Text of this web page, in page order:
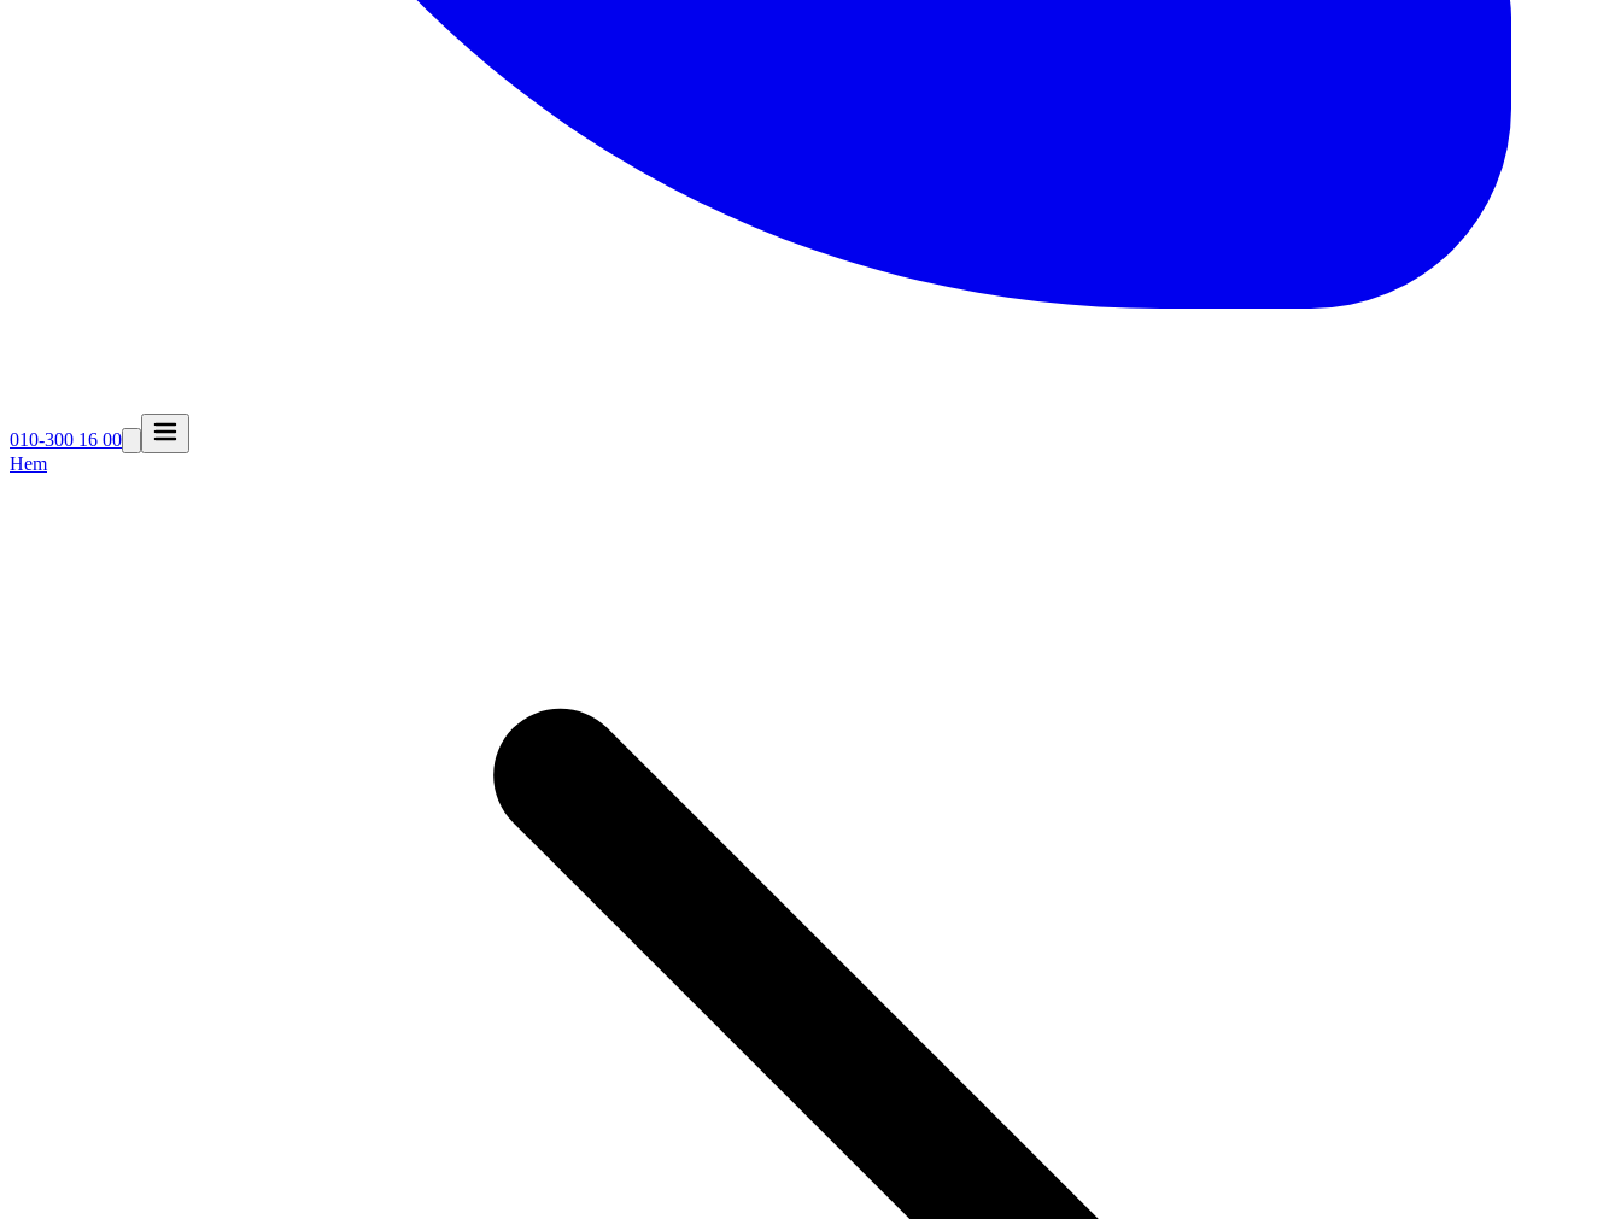
010-300 16 00
Hem